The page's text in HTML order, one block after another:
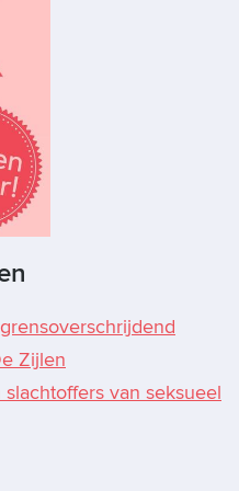
Zijlen
van seksueel